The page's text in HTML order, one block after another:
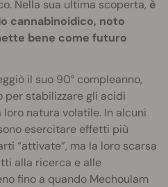
Nella sua ultima scoperta, è
cannabinoidico, noto
bene come futuro
il suo 90° compleanno,
per stabilizzare gli acidi
natura volatile. In alcuni
esercitare effetti più
“attivate”, ma la loro scarsa
alla ricerca e alle
fino a quando Mechoulam